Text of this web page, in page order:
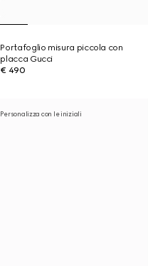
Portafoglio misura piccola con
placca Gucci
€ 490
Personalizza con le iniziali